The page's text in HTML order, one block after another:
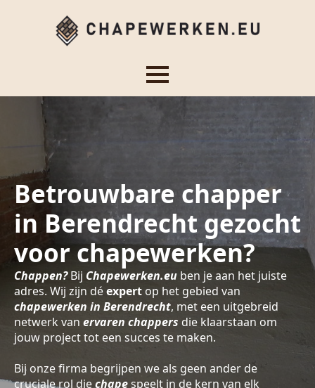
Betrouwbare chapper
in Berendrecht gezocht
voor chapewerken?
Chappen?Bij Chapewerken.eu ben je aan het juiste
adres. Wij zijn déexpertop het gebied van
chapewerken in Berendrecht, met een uitgebreid
netwerk van ervaren chappers die klaarstaan om
jouw project tot een succes te maken.
Bij onze firma begrijpen we als geen ander de
cruciale rol diechapespeelt in de kern van elk